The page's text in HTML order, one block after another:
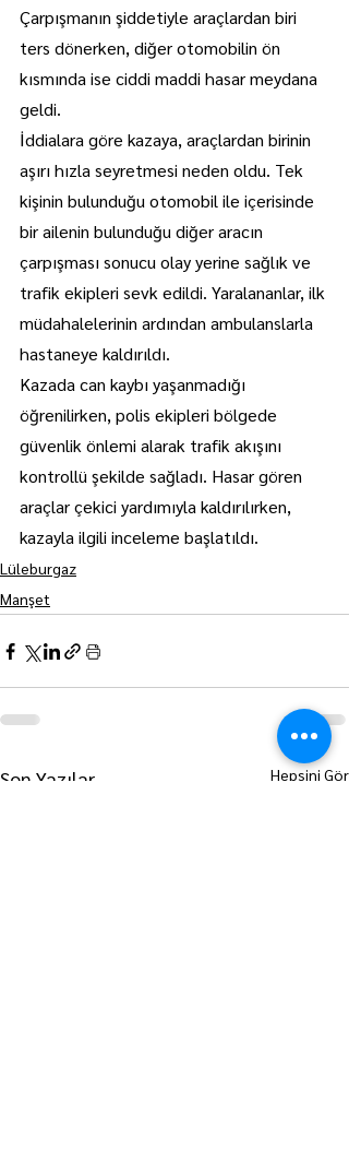
Çarpışmanın şiddetiyle araçlardan biri
ters dönerken, diğer otomobilin ön
kısmında ise ciddi maddi hasar meydana
geldi.
İddialara göre kazaya, araçlardan birinin
aşırı hızla seyretmesi neden oldu. Tek
kişinin bulunduğu otomobil ile içerisinde
bir ailenin bulunduğu diğer aracın
çarpışması sonucu olay yerine sağlık ve
trafik ekipleri sevk edildi. Yaralananlar, ilk
müdahalelerinin ardından ambulanslarla
hastaneye kaldırıldı.
Kazada can kaybı yaşanmadığı
öğrenilirken, polis ekipleri bölgede
güvenlik önlemi alarak trafik akışını
kontrollü şekilde sağladı. Hasar gören
araçlar çekici yardımıyla kaldırılırken,
kazayla ilgili inceleme başlatıldı.
Lüleburgaz
Manşet
Son Yazılar Hepsini Gör